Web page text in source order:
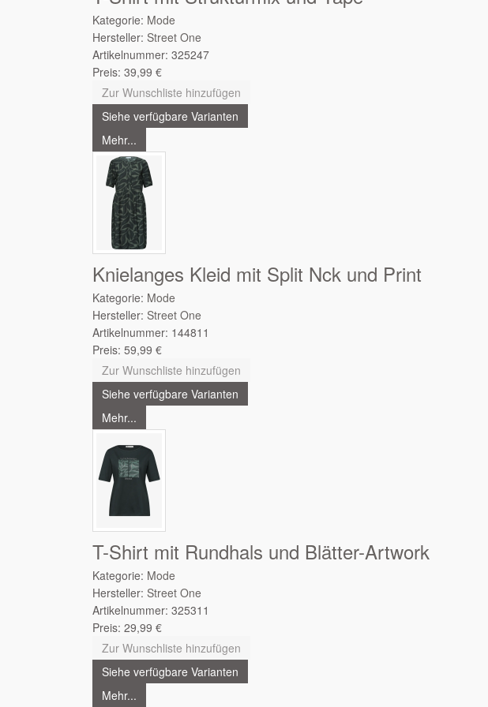
Kategorie: Mode
Hersteller: Street One
Artikelnummer: 325247
Preis: 39,99 €
Zur Wunschliste hinzufügen
Siehe verfügbare Varianten
Mehr...
Knielanges Kleid mit Split Nck und Print
Kategorie: Mode
Hersteller: Street One
Artikelnummer: 144811
Preis: 59,99 €
Zur Wunschliste hinzufügen
Siehe verfügbare Varianten
Mehr...
T-Shirt mit Rundhals und Blätter-Artwork
Kategorie: Mode
Hersteller: Street One
Artikelnummer: 325311
Preis: 29,99 €
Zur Wunschliste hinzufügen
Siehe verfügbare Varianten
Mehr...